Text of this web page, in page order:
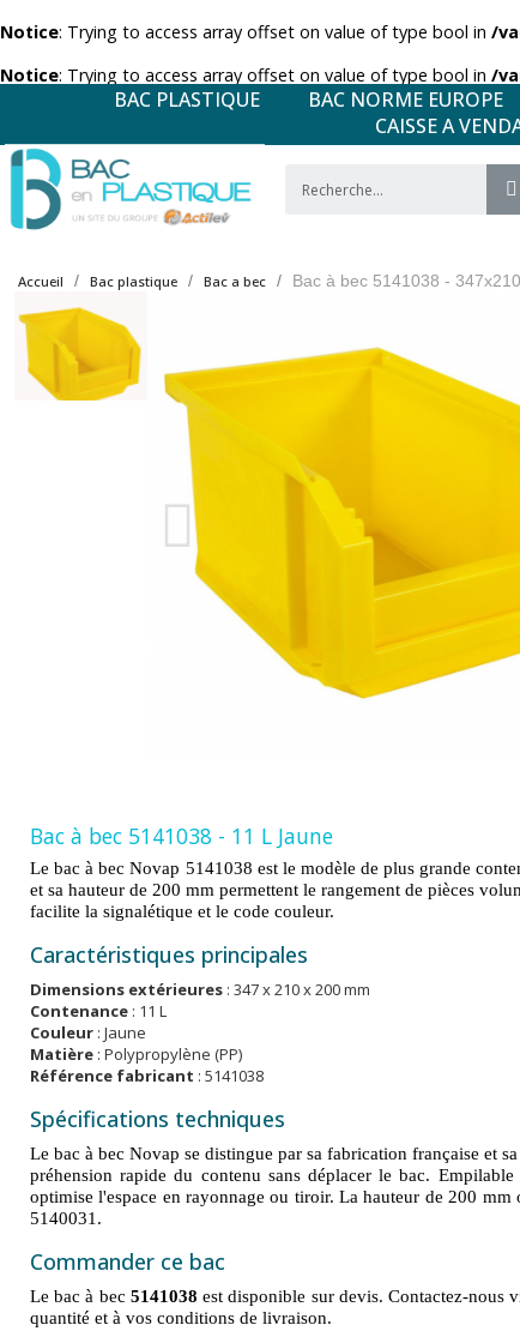
Notice: Trying to access array offset on value of type bool in /
Notice: Trying to access array offset on value of type bool in /
BAC PLASTIQUE BAC NORME EUROPE
CAISSE A
Accueil Bac plastique Bac a bec Bac à bec 5141038 -
Bac à bec 5141038 - 11 L Jaune
Le bac à bec Novap 5141038 est le modèle de plus grande
et sa hauteur de 200 mm permettent le rangement de pièces
facilite la signalétique et le code couleur.
Caractéristiques principales
Dimensions extérieures : 347 x 210 x 200 mm
Contenance : 11 L
Couleur : Jaune
Matière : Polypropylène (PP)
Référence fabricant : 5141038
Spécifications techniques
Le bac à bec Novap se distingue par sa fabrication française et
préhension rapide du contenu sans déplacer le bac.
optimise l'espace en rayonnage ou tiroir. La hauteur de 200
5140031.
Commander ce bac
Le bac à bec 5141038 est disponible sur devis. Contactez-nous
quantité et à vos conditions de livraison.